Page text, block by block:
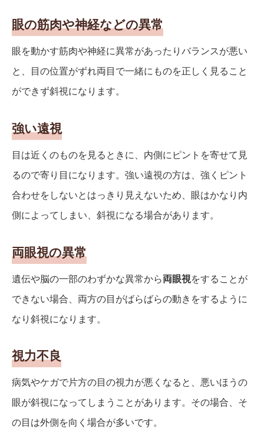
眼の筋肉や神経などの異常
眼を動かす筋肉や神経に異常があったりバランスが悪い
と、目の位置がずれ両目で一緒にものを正しく見ること
ができず斜視になります。
強い遠視
目は近くのものを見るときに、内側にピントを寄せて見
るので寄り目になります。強い遠視の方は、強くピント
合わせをしないとはっきり見えないため、眼はかなり内
側によってしまい、斜視になる場合があります。
両眼視の異常
遺伝や脳の一部のわずかな異常から両眼視をすることが
できない場合、両方の目がばらばらの動きをするように
なり斜視になります。
視力不良
病気やケガで片方の目の視力が悪くなると、悪いほうの
眼が斜視になってしまうことがあります。その場合、そ
の目は外側を向く場合が多いです。